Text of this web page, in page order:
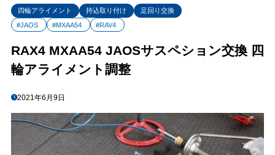
四輪アライメント 持込取り付け
足回り交換
#JAOS
#MXAA54 #RAV4
RAX4 MXAA54 JAOSサスペション交換 四
輪アライメント調整
2021年6月9日